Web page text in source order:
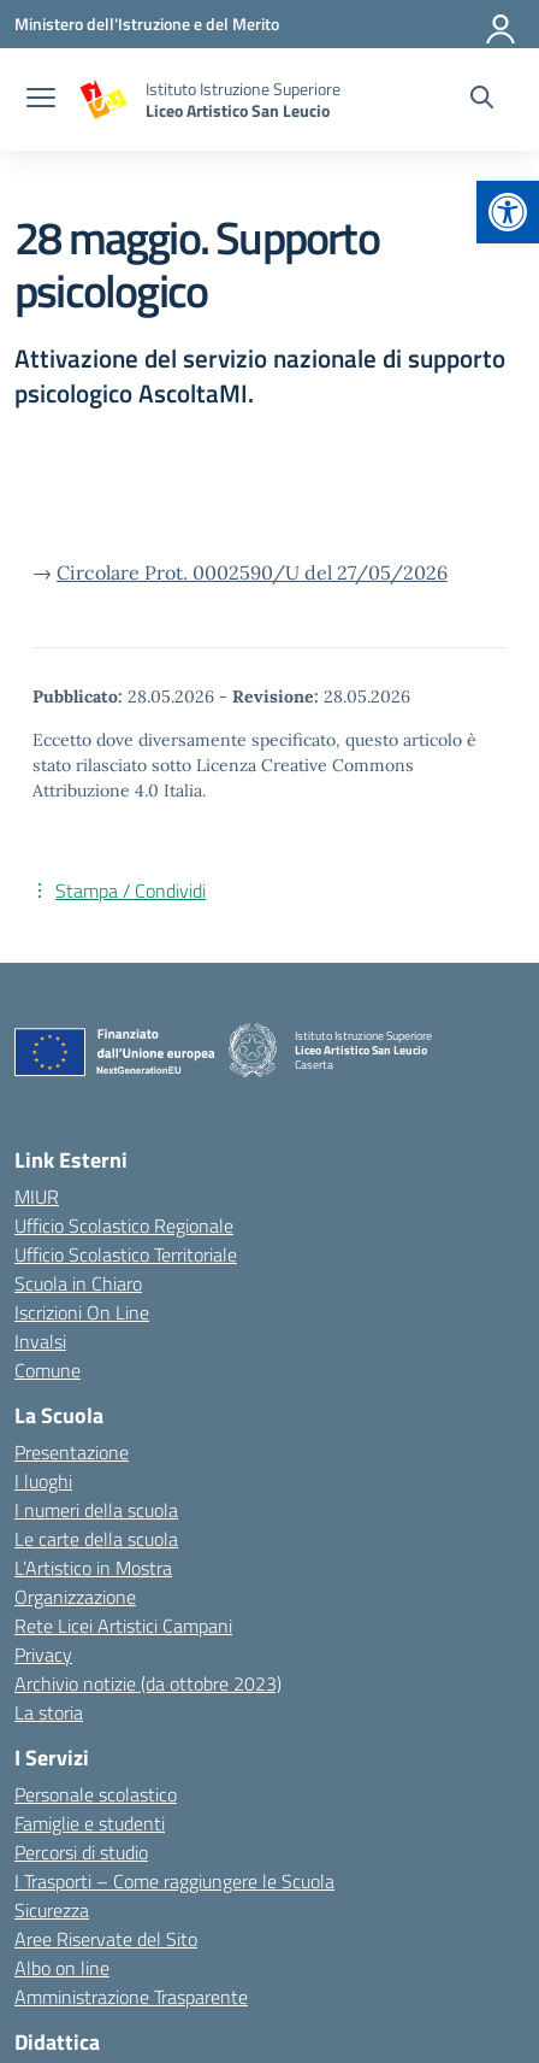
Vai ai contenuti
Vai al menu di navigazione
Vai al footer
Ministero dell'Istruzione e del Merito
Istituto Istruzione Superiore
Liceo Artistico San Leucio
28 maggio. Supporto
psicologico
Attivazione del servizio nazionale di supporto
psicologico AscoltaMI.
→ Circolare Prot. 0002590/U del 27/05/2026
Pubblicato: 28.05.2026 - Revisione: 28.05.2026
Eccetto dove diversamente specificato, questo articolo è
stato rilasciato sotto Licenza Creative Commons
Attribuzione 4.0 Italia.
Stampa / Condividi
Istituto Istruzione Superiore
Liceo Artistico San Leucio
Caserta
Link Esterni
MIUR
Ufficio Scolastico Regionale
Ufficio Scolastico Territoriale
Scuola in Chiaro
Iscrizioni On Line
Invalsi
Comune
La Scuola
Presentazione
I luoghi
I numeri della scuola
Le carte della scuola
L’Artistico in Mostra
Organizzazione
Rete Licei Artistici Campani
Privacy
Archivio notizie (da ottobre 2023)
La storia
I Servizi
Personale scolastico
Famiglie e studenti
Percorsi di studio
I Trasporti – Come raggiungere le Scuola
Sicurezza
Aree Riservate del Sito
Albo on line
Amministrazione Trasparente
Didattica